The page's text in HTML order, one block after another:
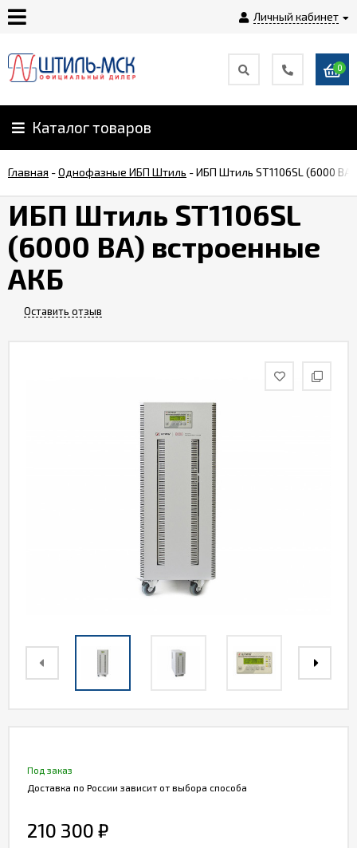
Личный кабинет
Главная
О
Оплата
Монтаж
0
Каталог товаров
Главная -Однофазные ИБП Штиль -ИБП Штиль ST1106SL (6000
ИБП Штиль ST1106SL
(6000 ВА) встроенные
АКБ
Оставить отзыв
Под заказ
Доставка по России зависит от выбора способа
210 300 ₽